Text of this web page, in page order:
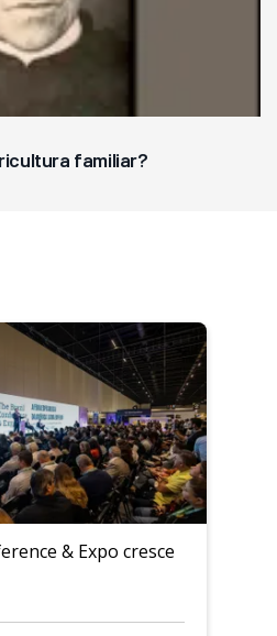
familiar?
& Expo cresce